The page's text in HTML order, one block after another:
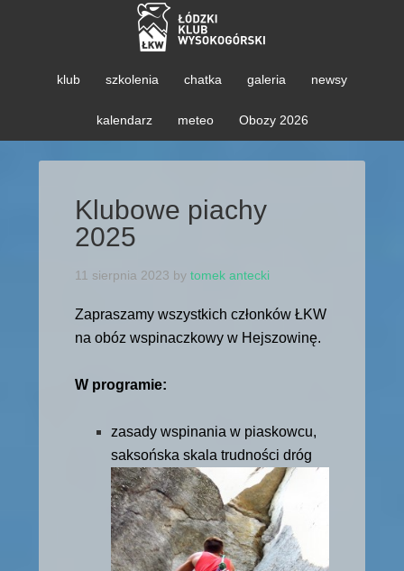
klub szkolenia chatka galeria newsy
kalendarz meteo Obozy 2026
Klubowe piachy
2025
11 sierpnia 2023 by tomek antecki
Zapraszamy wszystkich członków ŁKW
na obóz wspinaczkowy w Hejszowinę.
W programie:
zasady wspinania w piaskowcu,
saksońska skala trudności dróg